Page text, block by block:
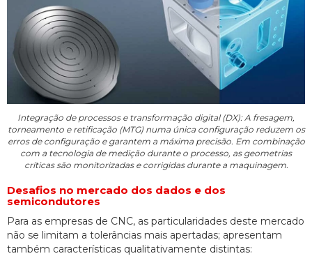
Integração de processos e transformação digital (DX): A fresagem,
torneamento e retificação (MTG) numa única configuração reduzem os
erros de configuração e garantem a máxima precisão. Em combinação
com a tecnologia de medição durante o processo, as geometrias
críticas são monitorizadas e corrigidas durante a maquinagem.
Desafios no mercado dos dados e dos
semicondutores
Para as empresas de CNC, as particularidades deste mercado
não se limitam a tolerâncias mais apertadas; apresentam
também características qualitativamente distintas: